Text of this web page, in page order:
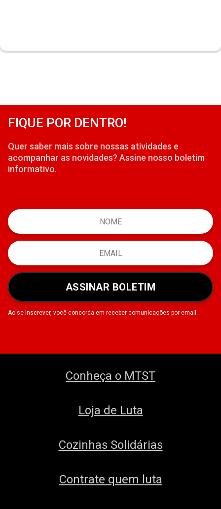
FIQUE POR DENTRO!
Quer saber mais sobre nossas atividades e
acompanhar as novidades? Assine nosso boletim
informativo.
ASSINAR BOLETIM
Ao se inscrever, você concorda em receber comunicações por email.
Conheça o MTST
Loja de Luta
Cozinhas Solidárias
Contrate quem luta